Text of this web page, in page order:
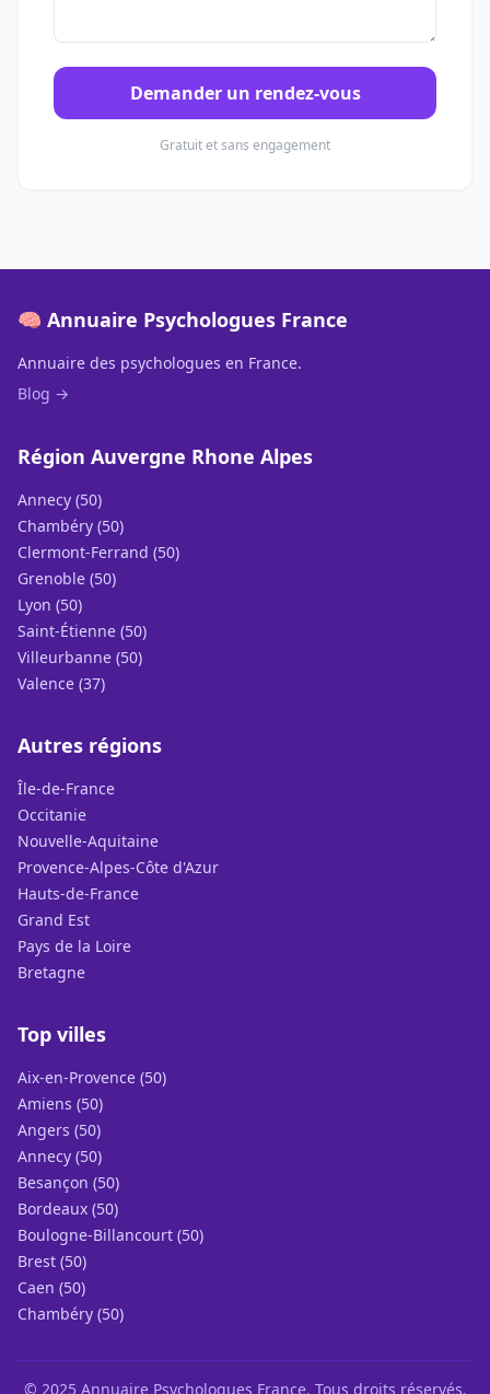
Demander un rendez-vous
Gratuit et sans engagement
🧠 Annuaire Psychologues France
Annuaire des psychologues en France.
Blog →
Région Auvergne Rhone Alpes
Annecy (50)
Chambéry (50)
Clermont-Ferrand (50)
Grenoble (50)
Lyon (50)
Saint-Étienne (50)
Villeurbanne (50)
Valence (37)
Autres régions
Île-de-France
Occitanie
Nouvelle-Aquitaine
Provence-Alpes-Côte d'Azur
Hauts-de-France
Grand Est
Pays de la Loire
Bretagne
Top villes
Aix-en-Provence (50)
Amiens (50)
Angers (50)
Annecy (50)
Besançon (50)
Bordeaux (50)
Boulogne-Billancourt (50)
Brest (50)
Caen (50)
Chambéry (50)
© 2025 Annuaire Psychologues France. Tous droits réservés.